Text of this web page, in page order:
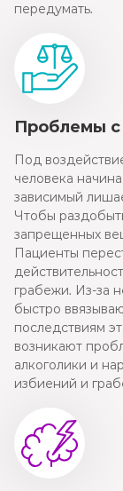
передумать.
Проблемы с
Под
человека
зависимый
Чтобы
запрещенных
Пациенты
грабежи. Из-за
быстро
последствиям
возникают
алкоголики и
избиений и